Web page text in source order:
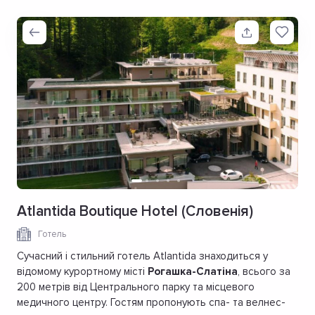
Atlantida Boutique Hotel (Словенія)
Готель
Сучасний і стильний готель Atlantida знаходиться у
відомому курортному місті Рогашка-Слатіна, всього за
200 метрів від Центрального парку та місцевого
медичного центру. Гостям пропонують спа- та велнес-